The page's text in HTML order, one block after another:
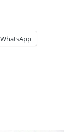
WhatsApp